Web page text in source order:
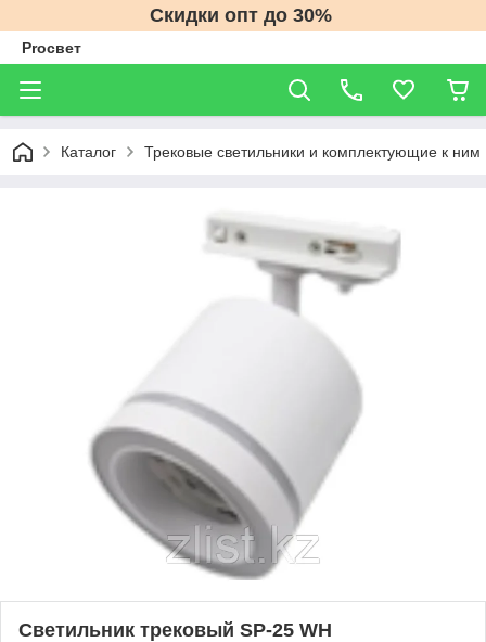
Скидки опт до 30%
Proсвет
Каталог Трековые светильники и комплектующие к ним
Светильник трековый SP-25 WH